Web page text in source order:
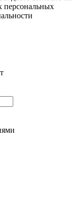
персональных